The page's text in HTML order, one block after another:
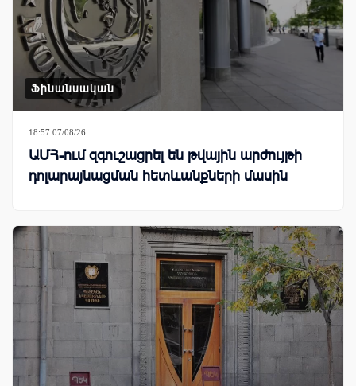
Ֆինանսական
18:57 07/08/26
ԱՄՀ-ում զգուշացրել են թվային արժույթի
դոլարայնացման հետևանքների մասին